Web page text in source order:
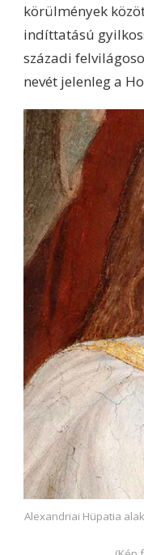
körülmények
indíttatású
századi
nevét jelenleg a
Alexandriai Hüpatia